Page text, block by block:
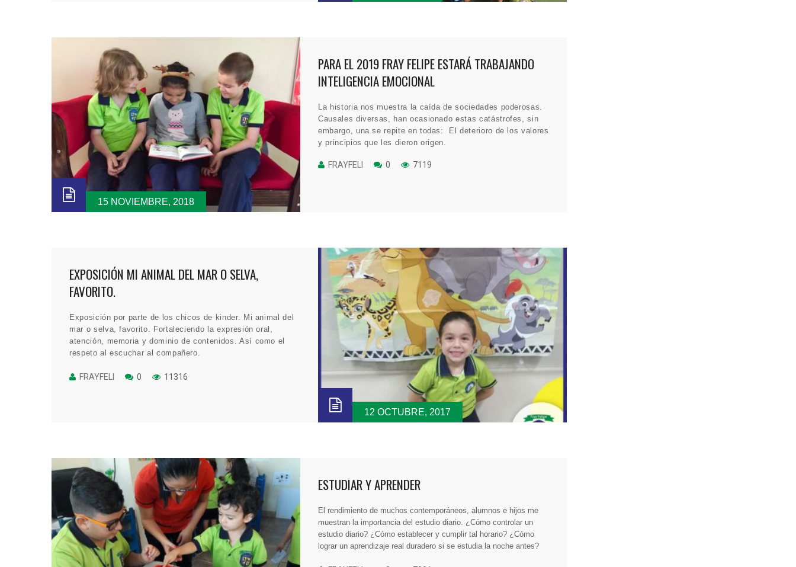
15 NOVIEMBRE, 2018
PARA EL 2019 FRAY FELIPE ESTARÁ TRABAJANDO
INTELIGENCIA EMOCIONAL
La historia nos muestra la caída de sociedades poderosas.
Causales diversas, han ocasionado estas catástrofes, sin
embargo, una se repite en todas: El deterioro de los valores
y principios que les dieron origen.
FRAYFELI 0 7119
12 OCTUBRE, 2017
EXPOSICIÓN MI ANIMAL DEL MAR O SELVA,
FAVORITO.
Exposición por parte de los chicos de kinder. Mi animal del
mar o selva, favorito. Fortaleciendo la expresión oral,
atención, memoria y dominio de contenidos. Así como el
respeto al escuchar al compañero.
tab=album&album_id=1504849099608608
FRAYFELI 0 11316
ESTUDIAR Y APRENDER
El rendimiento de muchos contemporáneos, alumnos e hijos me
muestran la importancia del estudio diario. ¿Cómo controlar un
estudio diario? ¿Cómo establecer y cumplir tal horario? ¿Cómo
lograr un aprendizaje real duradero si se estudia la noche antes?